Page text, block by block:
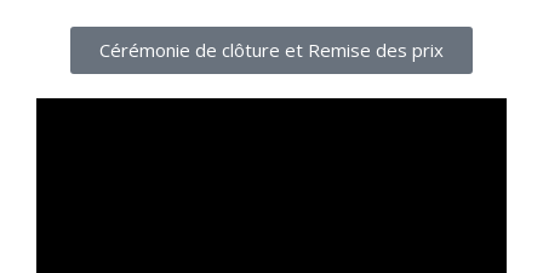
Cérémonie de clôture et Remise des prix